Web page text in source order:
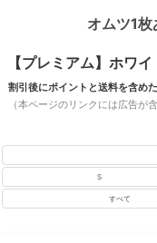
オムツ1
【プレミアム】ホワ
割引後にポイントと送料を含め
（本ページのリンクには広告が含
S
すべて